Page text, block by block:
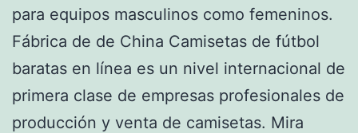
para equipos masculinos como femeninos.
Fábrica de de China Camisetas de fútbol
baratas en línea es un nivel internacional de
primera clase de empresas profesionales de
producción y venta de camisetas. Mira